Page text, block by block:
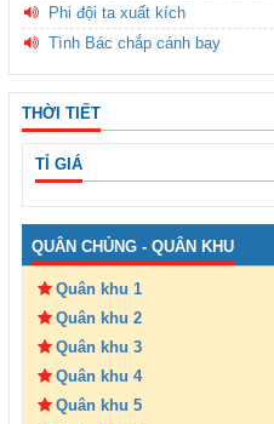
Phi đội ta xuất kích
Tình Bác chắp cánh bay
THỜI TIẾT
TỈ GIÁ
QUÂN CHỦNG - QUÂN KHU
Quân khu 1
Quân khu 2
Quân khu 3
Quân khu 4
Quân khu 5